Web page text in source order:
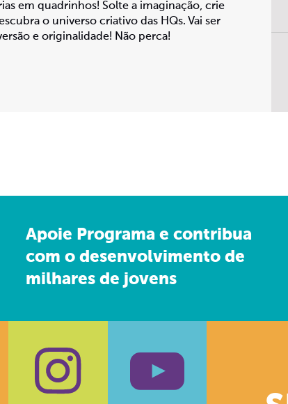
em quadrinhos! Solte a imaginação, crie
o universo criativo das HQs. Vai ser
e originalidade! Não perca!
Apoie Programa e contribua
com o desenvolvimento de
milhares de jovens